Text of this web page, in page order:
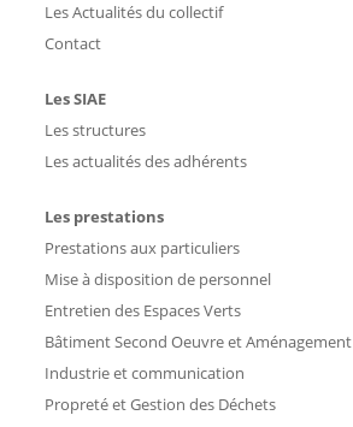
Les Actualités du collectif
Contact
Les SIAE
Les structures
Les actualités des adhérents
Les prestations
Prestations aux particuliers
Mise à disposition de personnel
Entretien des Espaces Verts
Bâtiment Second Oeuvre et Aménagement
Industrie et communication
Propreté et Gestion des Déchets